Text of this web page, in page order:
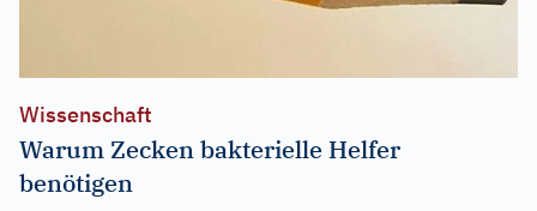
Wissenschaft
Warum Zecken bakterielle Helfer
benötigen